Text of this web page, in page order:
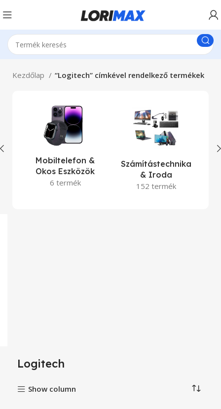
Kezdőlap “Logitech” címkével rendelkező termékek
Mobiltelefon &
Okos Eszközök
6 termék
Számítástechnika
& Iroda
152 termék
Logitech
Show column